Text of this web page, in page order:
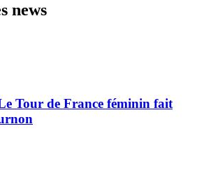
news
Tour de France féminin fait